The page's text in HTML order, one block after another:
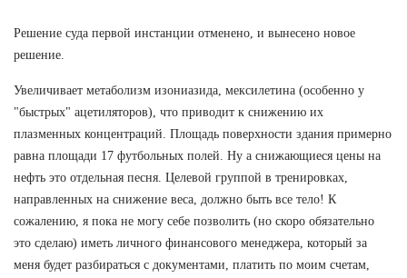
Решение суда первой инстанции отменено, и вынесено новое
решение.
Увеличивает метаболизм изониазида, мексилетина (особенно у
"быстрых" ацетиляторов), что приводит к снижению их
плазменных концентраций. Площадь поверхности здания примерно
равна площади 17 футбольных полей. Ну а снижающиеся цены на
нефть это отдельная песня. Целевой группой в тренировках,
направленных на снижение веса, должно быть все тело! К
сожалению, я пока не могу себе позволить (но скоро обязательно
это сделаю) иметь личного финансового менеджера, который за
меня будет разбираться с документами, платить по моим счетам,